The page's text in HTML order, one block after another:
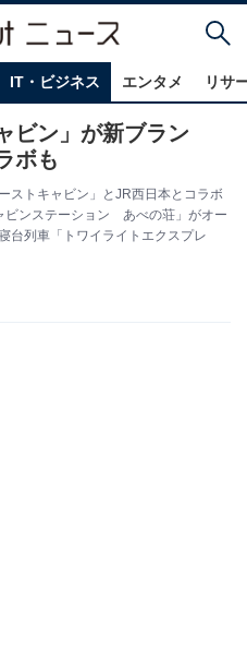
IT・ビジネス エンタメ リサ
ビン」が新ブラン
ボも
ストキャビン」とJR西日本とコラボ
ビンステーション あべの荘」がオー
台列車「トワイライトエクスプレ